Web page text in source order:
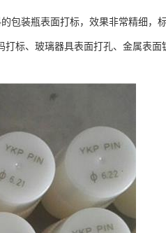
包装瓶表面打标，效果非常精细，标
标、玻璃器具表面打孔、金属表面